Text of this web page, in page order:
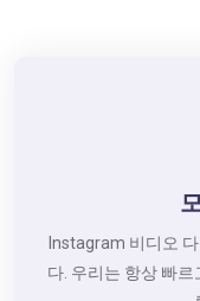
Instagram 비디오
다. 우리는 항상 빠